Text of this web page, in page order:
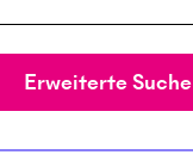
Erweiterte Suche